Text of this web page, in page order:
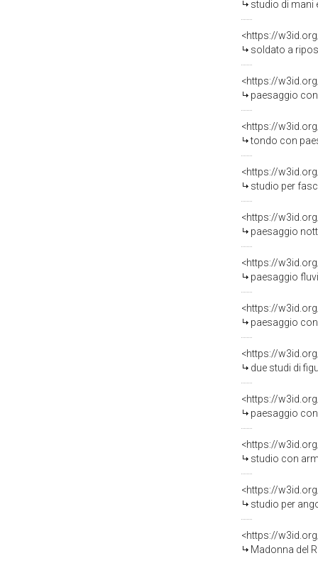
studio di mani e
<https://
soldato a riposo
<https://
paesaggio con
<https://
tondo con paesaggio
<https://
studio per fascio
<https://
paesaggio
<https://
paesaggio
<https://
paesaggio con
<https://
due studi di
<https://
paesaggio con
<https://
studio con armenti
<https://
studio per
<https://
Madonna del Rosario